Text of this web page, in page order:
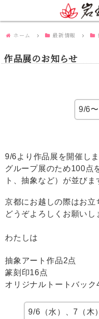
ホーム 最新情報
作品展のお知らせ
9/6
9/6より作品展を開催しま
グループ展のため100点
ト、抽象など）が並びま
京都にお越しの際はお立
どうぞよろしくお願いし
わたしは
抽象アート作品2点
篆刻印16点
オリジナルトートバック
9/6（水）、7（木